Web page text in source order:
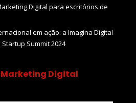
Digital para escritórios de
em ação: a Imagina Digital
Summit 2024
Digital